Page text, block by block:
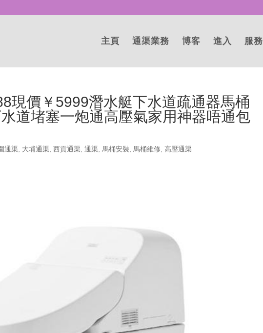
主頁 通渠業務 博客 進入 服務
現價￥5999潛水艇下水道疏通器馬桶
道堵塞一炮通高壓氣家用神器唔通包
通渠 大埔通渠 ,西貢通渠 ,通渠 馬桶安裝 馬桶維修 ,高壓通渠